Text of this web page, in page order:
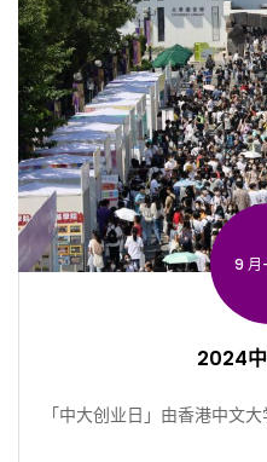
9
2024
「中大创业日」由香港中文